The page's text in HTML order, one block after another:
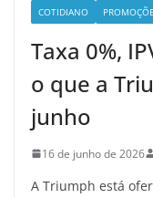
COTIDIANO
Taxa 0%,
o que a
junho
16 de junho de 2026
A Triumph está